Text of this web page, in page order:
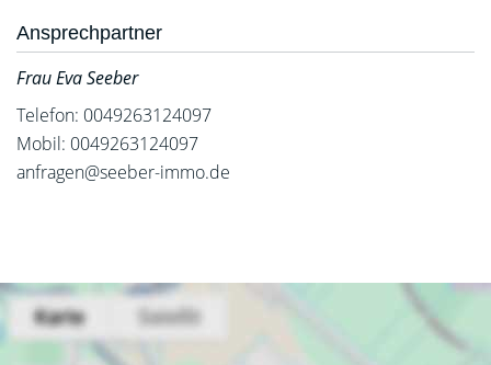
Ansprechpartner
Frau Eva Seeber
Telefon: 0049263124097
Mobil: 0049263124097
anfragen@seeber-immo.de